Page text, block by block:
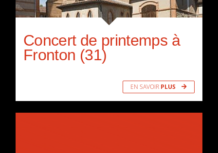
Concert de printemps à
Fronton (31)
EN SAVOIR PLUS